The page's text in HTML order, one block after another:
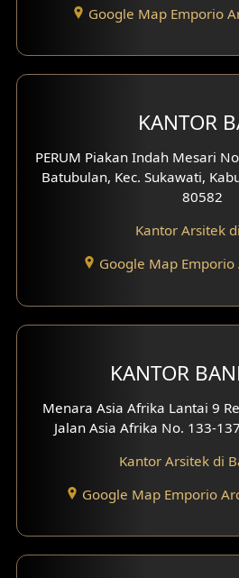
Desain Eksterior
Desain Klinik
Desain Perumahan
Desain Kantor
Desain Paviliun
Desain Interior Klinik
Desain Interior Kantor
Eksterior dengan Pagar
Google Map Emporio
KANTOR
PERUM Piakan Indah Mesari
Batubulan, Kec. Sukawati,
80582
Kantor Arsitek
Google Map
KANTOR
Menara Asia Afrika Lantai 9
Jalan Asia Afrika No. 133-
Kantor Arsitek di
Google Map Emporio